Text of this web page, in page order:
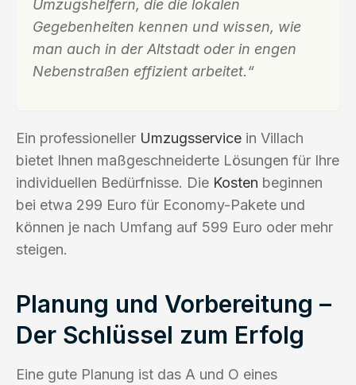
Umzugshelfern, die die lokalen
Gegebenheiten kennen und wissen, wie
man auch in der Altstadt oder in engen
Nebenstraßen effizient arbeitet.“
Ein professioneller Umzugsservice in Villach
bietet Ihnen maßgeschneiderte Lösungen für Ihre
individuellen Bedürfnisse. Die Kosten beginnen
bei etwa 299 Euro für Economy-Pakete und
können je nach Umfang auf 599 Euro oder mehr
steigen.
Planung und Vorbereitung –
Der Schlüssel zum Erfolg
Eine gute Planung ist das A und O eines